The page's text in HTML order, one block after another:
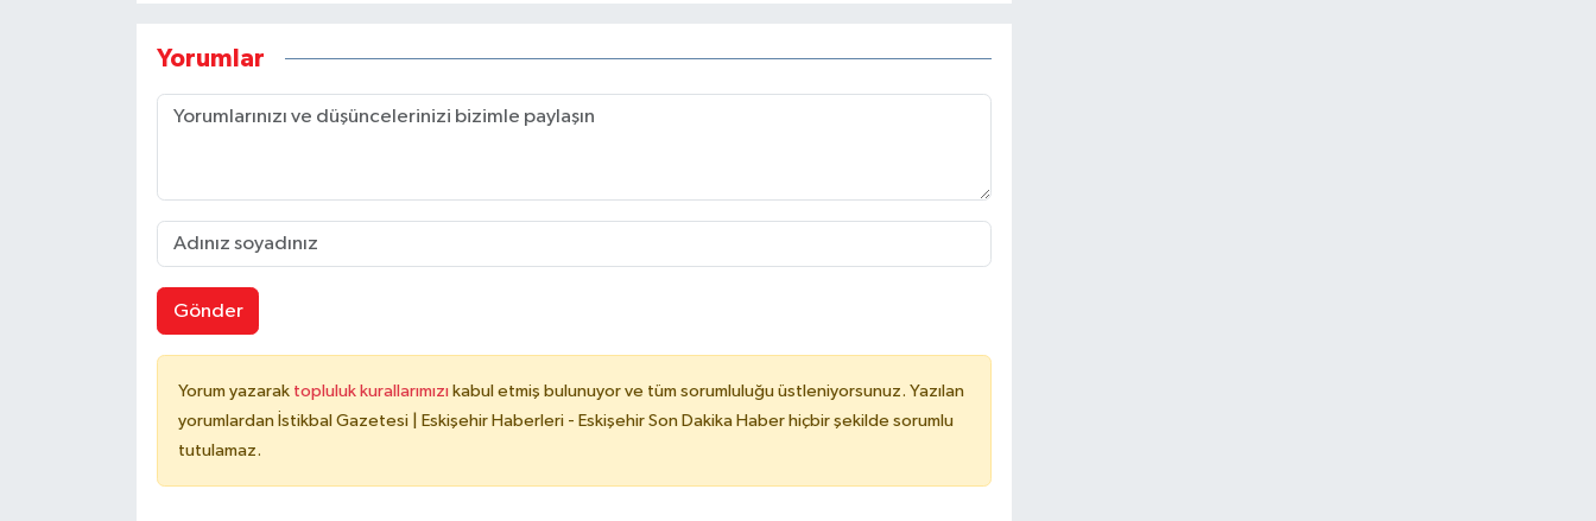
Yorumlar
Gönder
Yorum yazarak topluluk kurallarımızı kabul etmiş bulunuyor ve tüm sorumluluğu üstleniyorsunuz. Yazılan
yorumlardan İstikbal Gazetesi | Eskişehir Haberleri - Eskişehir Son Dakika Haber hiçbir şekilde sorumlu
tutulamaz.